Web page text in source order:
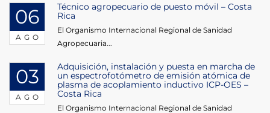
06
AGO
Técnico agropecuario de puesto móvil – Costa
Rica
El Organismo Internacional Regional de Sanidad
Agropecuaria...
03
AGO
Adquisición, instalación y puesta en marcha de
un espectrofotómetro de emisión atómica de
plasma de acoplamiento inductivo ICP-OES –
Costa Rica
El Organismo Internacional Regional de Sanidad